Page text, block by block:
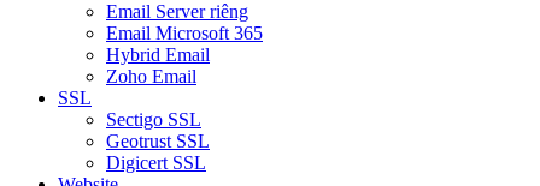
Email Server riêng
Email Microsoft 365
Hybrid Email
Zoho Email
SSL
Sectigo SSL
Geotrust SSL
Digicert SSL